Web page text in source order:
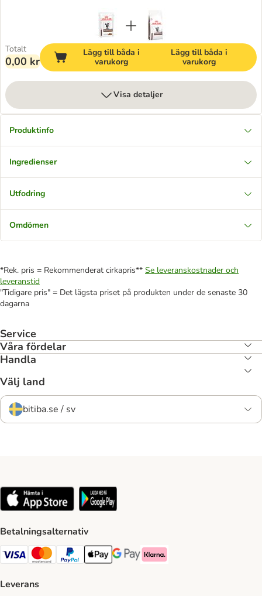
Totalt
0,00 kr
Lägg till båda i
varukorg
Lägg till båda i
varukorg
Visa detaljer
Produktinfo
Ingredienser
Utfodring
Omdömen
*Rek. pris = Rekommenderat cirkapris** Se leveranskostnader och
leveranstid
"Tidigare pris" = Det lägsta priset på produkten under de senaste 30
dagarna
Service
Våra fördelar
Handla
Välj land
bitiba.se / sv
Betalningsalternativ
VISA Payment Method
Mastercard Payment Method
Paypal Payment Method
Apple Pay Payment Method
Google Pay Payment Method
Klarna Payment Method
Leverans